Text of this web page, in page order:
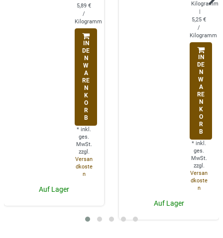
5,89 €
/
Kilogramm
IN
DE
N
W
A
RE
N
K
O
R
B
* inkl.
ges.
MwSt.
zzgl.
Versan
dkoste
n
Auf Lager
Kilogramm
5,25 €
/
Kilogramm
IN
DE
N
W
A
RE
N
K
O
R
B
* inkl.
ges.
MwSt.
zzgl.
Versan
dkoste
n
Auf Lager